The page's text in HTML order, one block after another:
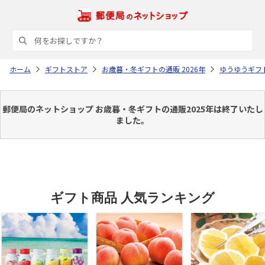
ホーム ギフトストア お歳暮・冬ギフトの通販 2026年 ゆうゆうギフ
郵便局のネットショップ お歳暮・冬ギフトの通販2025年は終了いたし
ました。
ギフト商品 人気ランキング